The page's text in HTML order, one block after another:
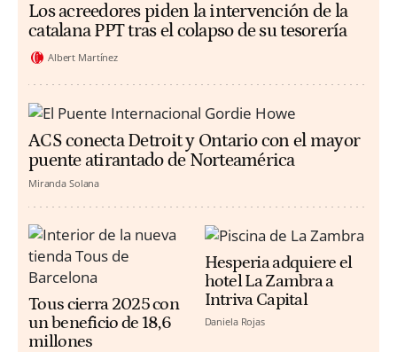
Los acreedores piden la intervención de la
catalana PPT tras el colapso de su tesorería
Albert Martínez
ACS conecta Detroit y Ontario con el mayor
puente atirantado de Norteamérica
Miranda Solana
Tous cierra 2025 con
un beneficio de 18,6
millones
Hesperia adquiere el
hotel La Zambra a
Intriva Capital
Daniela Rojas